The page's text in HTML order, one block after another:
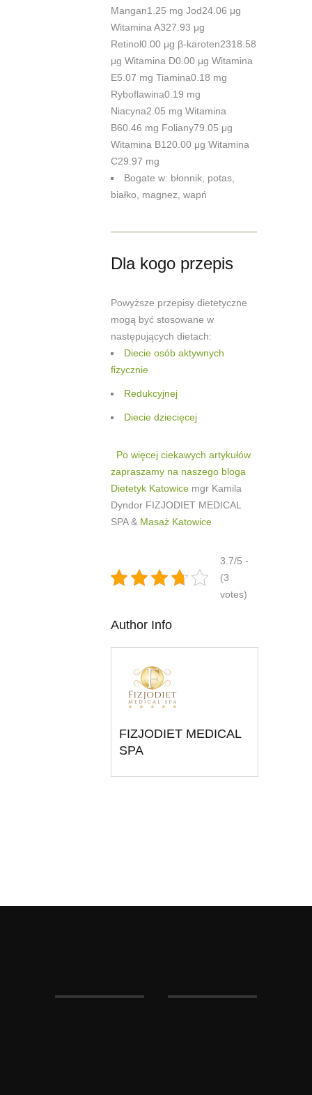
Mangan1.25 mg Jod24.06 μg
Witamina A327.93 μg
Retinol0.00 μg β-karoten2318.58
μg Witamina D0.00 μg Witamina
E5.07 mg Tiamina0.18 mg
Ryboflawina0.19 mg
Niacyna2.05 mg Witamina
B60.46 mg Foliany79.05 μg
Witamina B120.00 μg Witamina
C29.97 mg
Bogate w: błonnik, potas,
białko, magnez, wapń
Dla kogo przepis
Powyższe przepisy dietetyczne
mogą być stosowane w
następujących dietach:
Diecie osób aktywnych
fizycznie
Redukcyjnej
Diecie dziecięcej
Po więcej ciekawych artykułów
zapraszamy na naszego bloga
Dietetyk Katowice mgr Kamila
Dyndor FIZJODIET MEDICAL
SPA & Masaż Katowice
3.7/5 -
(3
votes)
Author Info
FIZJODIET MEDICAL
SPA